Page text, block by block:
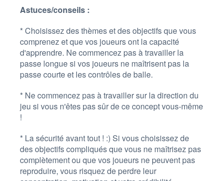
Astuces/conseils :
* Choisissez des thèmes et des objectifs que vous
comprenez et que vos joueurs ont la capacité
d'apprendre. Ne commencez pas à travailler la
passe longue si vos joueurs ne maîtrisent pas la
passe courte et les contrôles de balle.
* Ne commencez pas à travailler sur la direction du
jeu si vous n'êtes pas sûr de ce concept vous-même
!
* La sécurité avant tout ! :) Si vous choisissez de
des objectifs compliqués que vous ne maîtrisez pas
complètement ou que vos joueurs ne peuvent pas
reproduire, vous risquez de perdre leur